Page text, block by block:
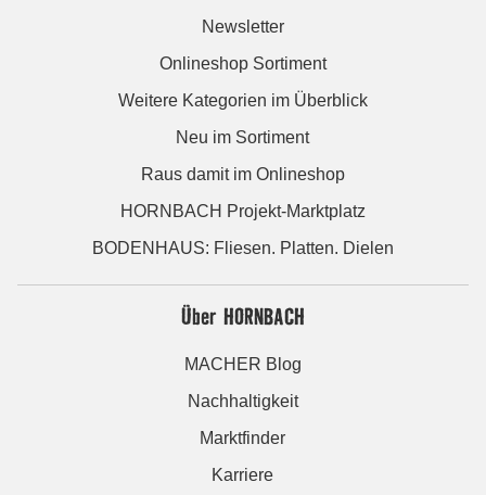
Newsletter
Onlineshop Sortiment
Weitere Kategorien im Überblick
Neu im Sortiment
Raus damit im Onlineshop
HORNBACH Projekt-Marktplatz
BODENHAUS: Fliesen. Platten. Dielen
Über HORNBACH
MACHER Blog
Nachhaltigkeit
Marktfinder
Karriere